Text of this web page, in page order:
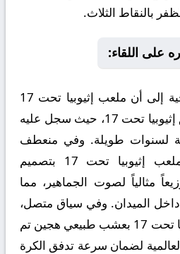
على اللقاء:
تُشير الإحصائيات التاريخية إلى أن ملعب إثيوبيا تحت 17
يمثل “تميمة حظ” لفريق إثيوبيا تحت 17، حيث سجل عليه
لسنوات طويلة. وفي منعطف
آخر للمواجهة، يتميز ملعب إثيوبيا تحت 17 بتصميم
مثالياً لصوت الجماهير، مما
الميدان. وفي سياق متصل،
تتزين أرضية ملعب إثيوبيا تحت 17 بعشب طبيعي هجين تم
لضمان سرعة تدفق الكرة